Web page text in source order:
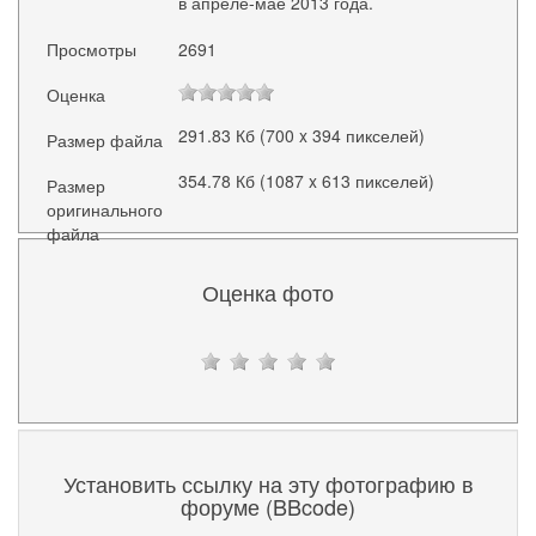
Просмотры
2691
Оценка
Размер файла
291.83 Кб (700 x 394 пикселей)
Размер
оригинального
файла
354.78 Кб (1087 x 613 пикселей)
Оценка фото
Установить ссылку на эту фотографию в
форуме (BBcode)